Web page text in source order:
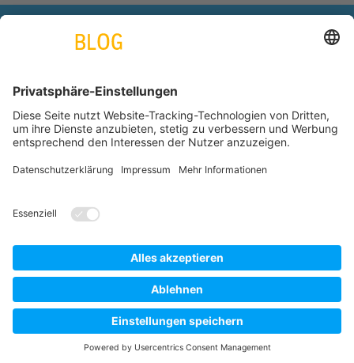
engineering. tomorrow. together.
www.thyssenkrupp.com
Copyright by thyssenkrupp AG © 2026